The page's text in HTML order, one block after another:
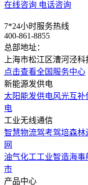
在线咨询 电话咨询
7*24小时服务热线
400-861-8855
总部地址：
上海市松江区漕河泾科
点击查看全国服务中心
新能源发供电
太阳能发供电风光互补
电
工业无线通信
智慧物流驾考驾培森林
网
油气化工工业智造海事
市
产品中心